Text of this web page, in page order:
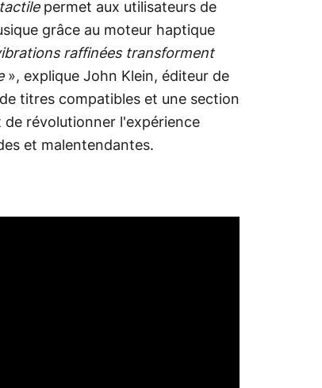
permet aux utilisateurs de
grâce au moteur haptique
raffinées transforment
», explique John Klein, éditeur de
titres compatibles et une section
révolutionner l'expérience
et malentendantes.